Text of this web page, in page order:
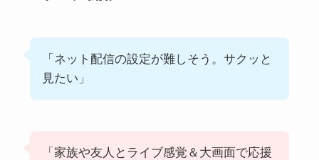
「ネット配信の設定が難しそう。サクッと
見たい」
「家族や友人とライブ感覚＆大画面で応援